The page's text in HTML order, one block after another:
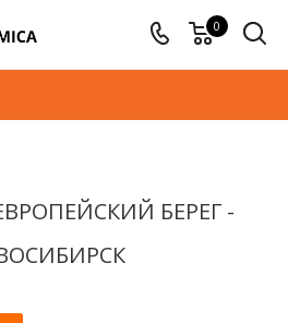
0
БЕРЕГ -